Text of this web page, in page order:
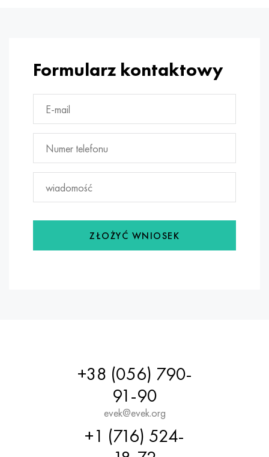
Formularz kontaktowy
ZŁOŻYĆ WNIOSEK
+38 (056) 790-
91-90
evek@evek.org
+1 (716) 524-